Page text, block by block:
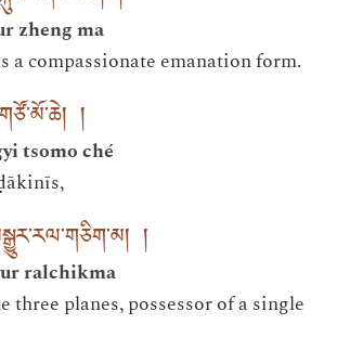
zheng ma
a compassionate emanation form.
།
tsomo ché
།
ralchikma
three planes, possessor of a single